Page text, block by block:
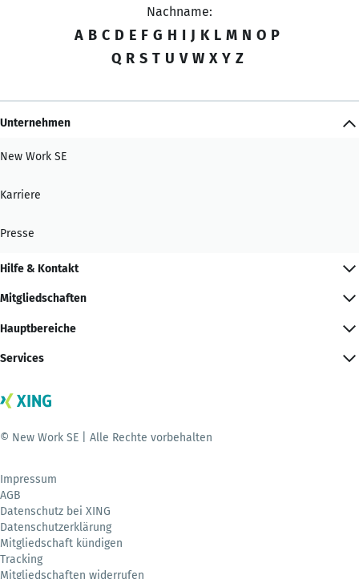
Nachname:
A B C D E F G H I J K L M N O P
Q R S T U V W X Y Z
Unternehmen
New Work SE
Karriere
Presse
Hilfe & Kontakt
Mitgliedschaften
Hauptbereiche
Services
© New Work SE | Alle Rechte vorbehalten
Impressum
AGB
Datenschutz bei XING
Datenschutzerklärung
Mitgliedschaft kündigen
Tracking
Mitgliedschaften widerrufen